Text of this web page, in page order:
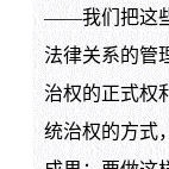
——我们把这
法律关系的管
治权的正式权
统治权的方式